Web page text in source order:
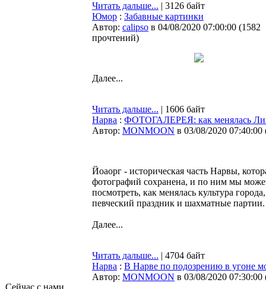
Сейчас с нами
Читать дальше... | 3126 байт
Юмор : Забавные картинки
Автор: calipso в 04/08/2020 07:00:00 (1582
прочтений)
Далее...
Читать дальше... | 1606 байт
Нарва : ФОТОГАЛЕРЕЯ: как менялась
Автор: MONMOON в 03/08/2020 07:40:00
Йоаорг - историческая часть Нарвы,
фотографий сохранена, и по ним мы
посмотреть, как менялась культура
певческий праздник и шахматные партии.
Далее...
Читать дальше... | 4704 байт
Нарва : В Нарве по подозрению в угоне
Автор: MONMOON в 03/08/2020 07:30:00